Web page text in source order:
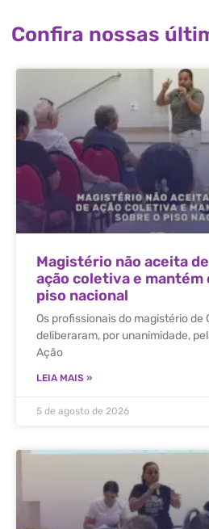
Confira nossas
Magistério não aceita
ação coletiva e mantém
piso nacional
Os profissionais do magistério de
deliberaram, por unanimidade,
Ação
LEIA MAIS »
5 de agosto de 2026